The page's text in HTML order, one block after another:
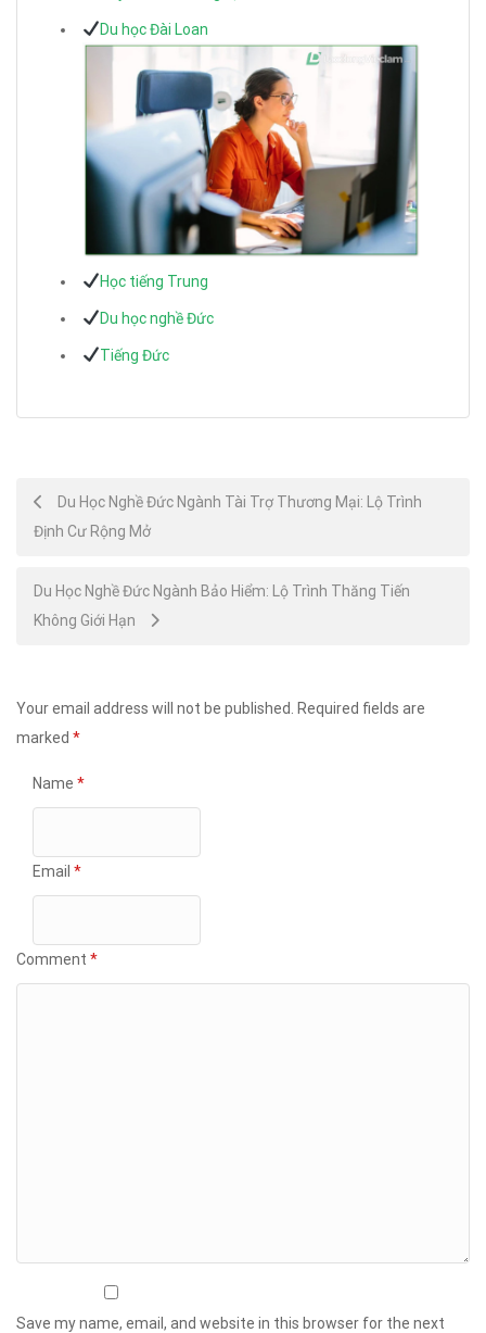
Du học Đài Loan
Học tiếng Trung
Du học nghề Đức
Tiếng Đức
Post
navigation
Du Học Nghề Đức Ngành Tài Trợ Thương Mại: Lộ Trình
Định Cư Rộng Mở
Du Học Nghề Đức Ngành Bảo Hiểm: Lộ Trình Thăng Tiến
Không Giới Hạn
Your email address will not be published. Required fields are
marked *
Name *
Email *
Comment *
Save my name, email, and website in this browser for the next